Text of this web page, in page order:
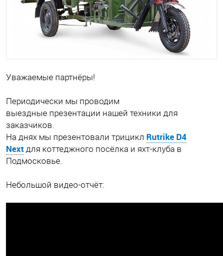
Уважаемые партнёры!
Периодически мы проводим
выездные презентации нашей техники для
заказчиков.
На днях мы презентовали трицикл Rutrike D4
Next для коттеджного посёлка и яхт-клуба в
Подмосковье.
Небольшой видео-отчёт: